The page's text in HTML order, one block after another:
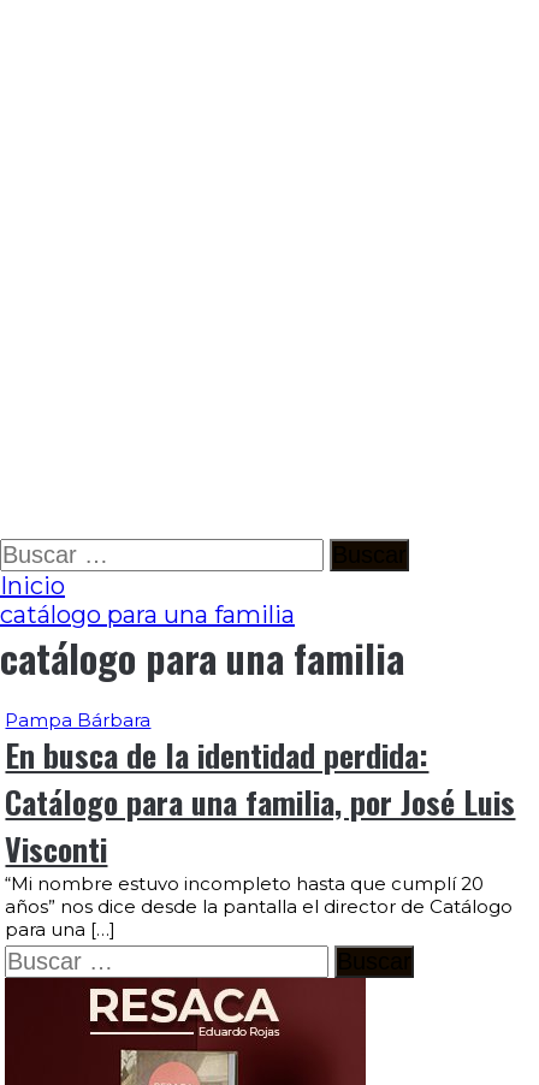
Ir
al
contenido
Buscar:
Inicio
catálogo para una familia
catálogo para una familia
Pampa Bárbara
En busca de la identidad perdida:
Catálogo para una familia, por José Luis
Visconti
“Mi nombre estuvo incompleto hasta que cumplí 20
años” nos dice desde la pantalla el director de Catálogo
para una […]
Buscar: